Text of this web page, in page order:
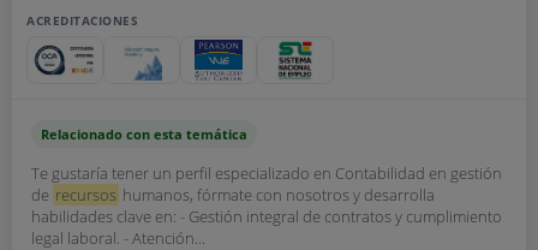
ACREDITACIONES
Relacionado con esta temática
Te gustaría tener un perfil especializado en Contabilidad en gestión
de recursos humanos, fórmate con nosotros y desarrolla
habilidades clave en: - Gestión integral de contratos y cumplimiento
legal laboral. - Atención...